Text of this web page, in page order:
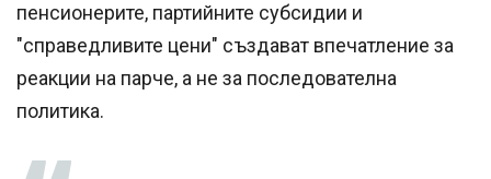
пенсионерите, партийните субсидии и
"справедливите цени" създават впечатление за
реакции на парче, а не за последователна
политика.